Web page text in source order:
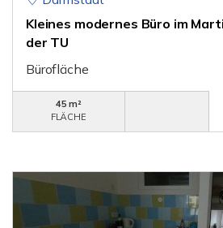
Kleines modernes Büro im
der TU
Bürofläche
45 m²
FLÄCHE